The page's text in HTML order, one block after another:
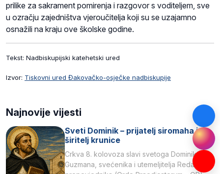
prilike za sakrament pomirenja i razgovor s voditeljem, sve
u ozračju zajedništva vjeroučitelja koji su se uzajamno
osnažili na kraju ove školske godine.
Tekst: Nadbiskupijski katehetski ured
Izvor: Tiskovni ured Đakovačko-osječke nadbiskupije
Najnovije vijesti
Sveti Dominik – prijatelj siromaha i
širitelj krunice
Crkva 8. kolovoza slavi svetoga Dominika
Guzmana, svećenika i utemeljitelja Reda